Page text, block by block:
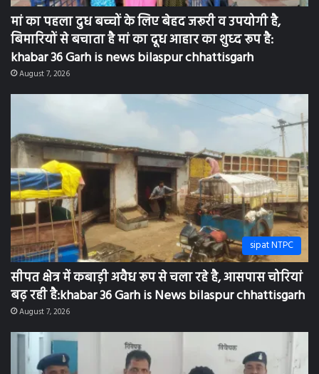
मां का पहला दुध बच्चों के लिए बेहद जरूरी व उपयोगी है,
बिमारियों से बचाता है मां का दूध आहार का शुध्द रूप है:
khabar 36 Garh is news bilaspur chhattisgarh
August 7, 2026
sipat NTPC
सीपत क्षेत्र में कबाड़ी अवैध रूप से चला रहे है, आसपास चोरियां
बढ़ रही है:khabar 36 Garh is News bilaspur chhattisgarh
August 7, 2026